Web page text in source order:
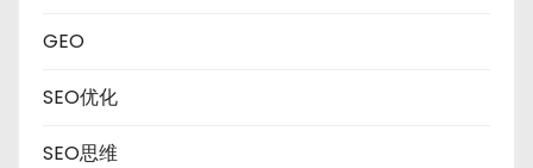
GEO
SEO优化
SEO思维